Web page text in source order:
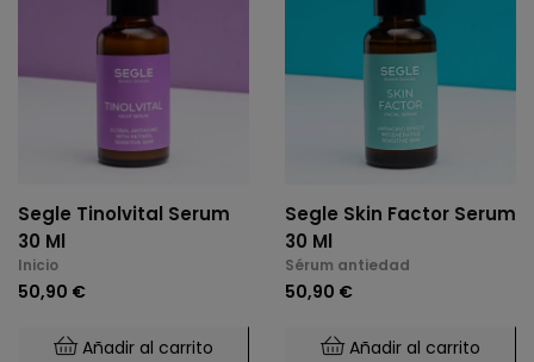
Segle Tinolvital Serum
30 Ml
Inicio
50,90 €
Añadir al carrito
Segle Skin Factor Serum
30 Ml
Sérum antiedad
50,90 €
Añadir al carrito